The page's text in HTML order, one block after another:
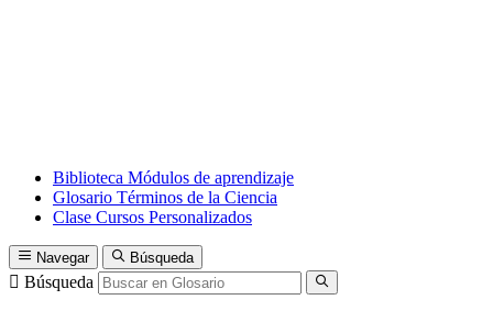
Biblioteca Módulos de aprendizaje
Glosario Términos de la Ciencia
Clase Cursos Personalizados
Navegar Búsqueda
Búsqueda